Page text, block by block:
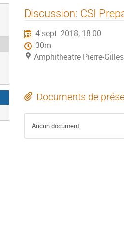
Discussion: CSI
4 sept. 2018, 18:00
30m
Amphitheatre Pierre-
Documents de
Aucun document.